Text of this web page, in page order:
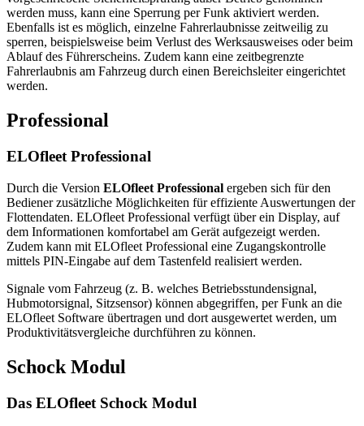
werden muss, kann eine Sperrung per Funk aktiviert werden.
Ebenfalls ist es möglich, einzelne Fahrerlaubnisse zeitweilig zu
sperren, beispielsweise beim Verlust des Werksausweises oder beim
Ablauf des Führerscheins. Zudem kann eine zeitbegrenzte
Fahrerlaubnis am Fahrzeug durch einen Bereichsleiter eingerichtet
werden.
Professional
ELOfleet Professional
Durch die Version ELOfleet Professional ergeben sich für den
Bediener zusätzliche Möglichkeiten für effiziente Auswertungen der
Flottendaten. ELOfleet Professional verfügt über ein Display, auf
dem Informationen komfortabel am Gerät aufgezeigt werden.
Zudem kann mit ELOfleet Professional eine Zugangskontrolle
mittels PIN-Eingabe auf dem Tastenfeld realisiert werden.
Signale vom Fahrzeug (z. B. welches Betriebsstundensignal,
Hubmotorsignal, Sitzsensor) können abgegriffen, per Funk an die
ELOfleet Software übertragen und dort ausgewertet werden, um
Produktivitätsvergleiche durchführen zu können.
Schock Modul
Das ELOfleet Schock Modul